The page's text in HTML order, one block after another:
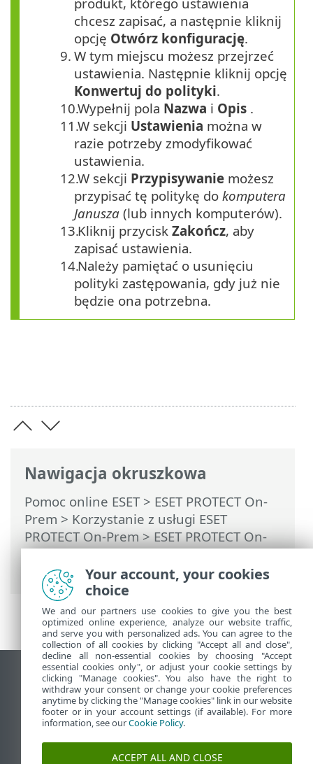
Nawigacja okruszkowa
Pomoc online ESET> ESET PROTECT On-
Prem > Korzystanie z usługi ESET
PROTECT On-Prem>ESET PROTECT On-
Prem Menu główne>Polityki> Jak
używać trybu zastępowania
chcesz zapisać, a następnie kliknij
opcję Otwórz konfigurację.
9. W tym miejscu możesz przejrzeć
ustawienia. Następnie kliknij opcję
Konwertuj do polityki.
10.Wypełnij pola Nazwa i Opis .
11.W sekcji Ustawienia można w
razie potrzeby zmodyfikować
ustawienia.
12.W sekcji Przypisywanie możesz
przypisać tę politykę do komputera
Janusza (lub innych komputerów).
13.Kliknij przycisk Zakończ, aby
zapisać ustawienia.
14.Należy pamiętać o usunięciu
polityki zastępowania, gdy już nie
będzie ona potrzebna.
Wyświetl witrynę internetową dla
komputerów
End of Life
Baza wiedzy ESET
Forum ESET
Your account, your cookies
choice
We and our partners use cookies to give you the best
optimized online experience, analyze our website traffic,
and serve you with personalized ads. You can agree to the
collection of all cookies by clicking "Accept all and close",
decline all non-essential cookies by choosing "Accept
essential cookies only", or adjust your cookie settings by
clicking "Manage cookies". You also have the right to
withdraw your consent or change your cookie preferences
anytime by clicking the "Manage cookies" link in our website
footer or in your account settings (if available). For more
information, see ourCookie Policy.
ACCEPT ALL AND CLOSE